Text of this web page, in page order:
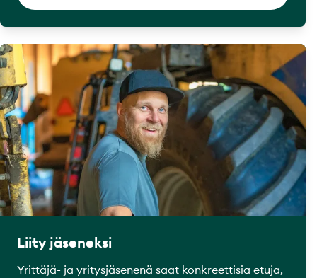
Liity jäseneksi
Yrittäjä- ja yritysjäsenenä saat konkreettisia etuja,